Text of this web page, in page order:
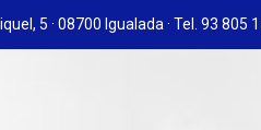
5 · 08700 Igualada · Tel. 93 805